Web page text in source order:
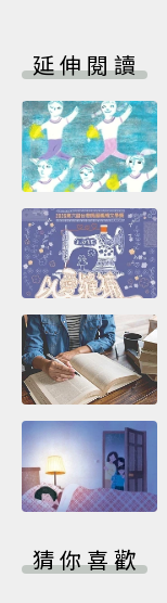
延伸閱讀
猜你喜歡